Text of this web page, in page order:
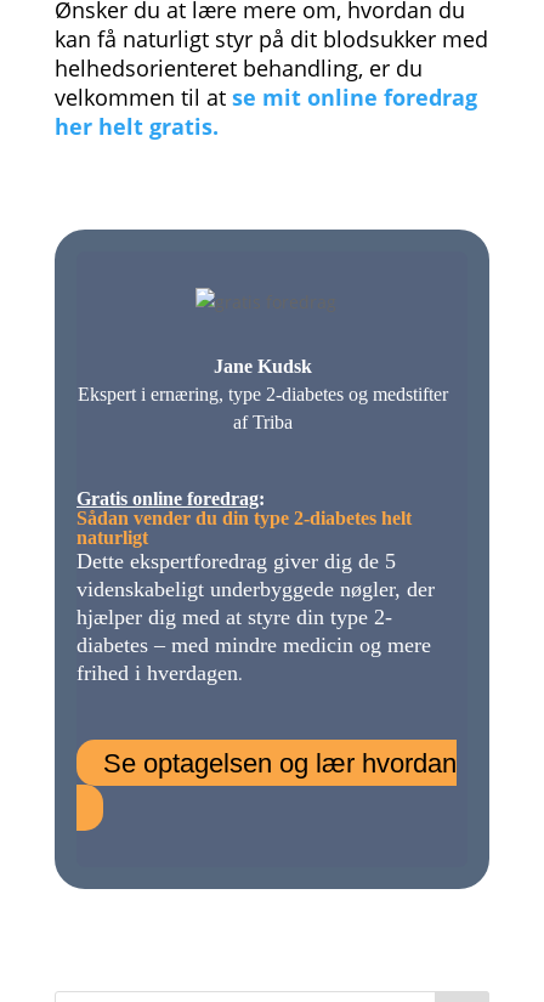
Ønsker du at lære mere om, hvordan du
kan få naturligt styr på dit blodsukker med
helhedsorienteret behandling, er du
velkommen til at se mit online foredrag
her helt gratis.
Jane Kudsk
Ekspert i ernæring, type 2-diabetes og medstifter
af Triba
Gratis online foredrag:
Sådan vender du din type 2-diabetes helt
naturligt
Dette ekspertforedrag giver dig de 5
videnskabeligt underbyggede nøgler, der
hjælper dig med at styre din type 2-
diabetes – med mindre medicin og mere
frihed i hverdagen.
Se optagelsen og lær hvordan